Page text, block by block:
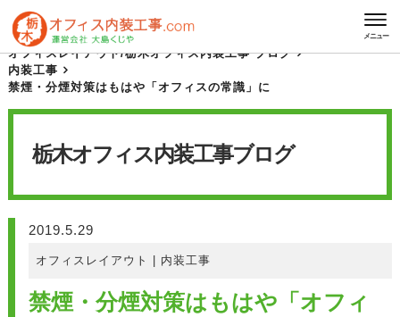
メニュー
HOME
栃木オフィス内装工事 ブログ
オフィスレイアウト/栃木オフィス内装工事 ブログ
内装工事
禁煙・分煙対策はもはや「オフィスの常識」に
栃木オフィス内装工事ブログ
2019.5.29
オフィスレイアウト 内装工事
禁煙・分煙対策はもはや「オフィ